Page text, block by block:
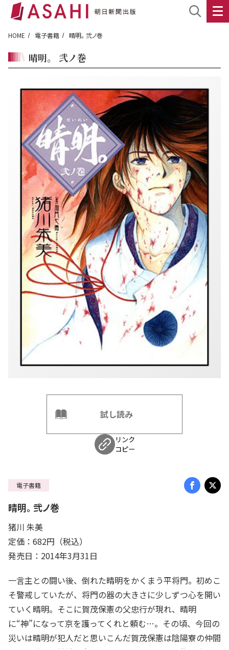
HOME 電子書籍 晴明。 弐ノ巻
晴明。 弐ノ巻
試し読み
リンク
コピー
電子書籍
晴明。 弐ノ巻
猪川 朱美
定価：682円（税込）
発売日：2014年3月31日
一言主との闘い後、倒れた晴明をかくまう平将門。初めこ
そ警戒していたが、将門の器の大きさに少しずつ心を開い
ていく晴明。そこに賀茂保憲の父忠行が現れ、晴明
に“神”になって京を護ってくれと頼む…。その頃、今回の
災いは晴明が犯人だと思いこんだ賀茂保憲は陰陽寮の仲間